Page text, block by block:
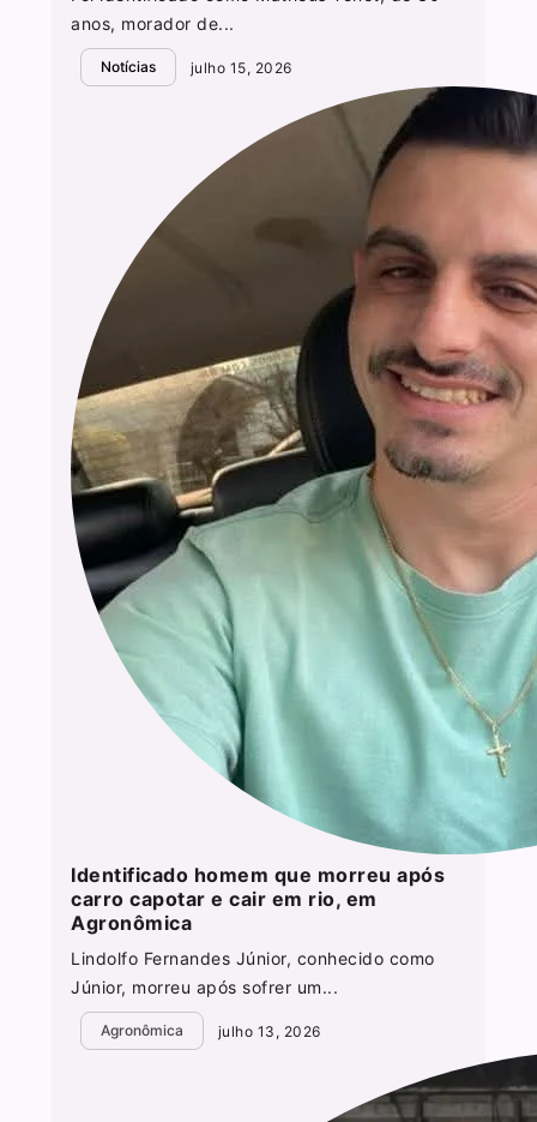
anos, morador de...
Notícias julho 15, 2026
Identificado homem que morreu após
carro capotar e cair em rio, em
Agronômica
Lindolfo Fernandes Júnior, conhecido como
Júnior, morreu após sofrer um...
Agronômica julho 13, 2026